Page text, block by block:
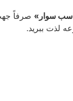
اسب سوار» صرفاً
لذت ببرید.